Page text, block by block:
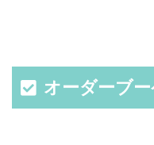
オーダーブ